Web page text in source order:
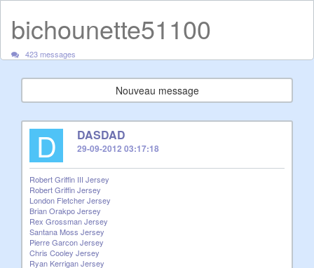
bichounette51100
423 messages
Nouveau message
D DASDAD
29-09-2012 03:17:18
Robert Griffin III Jersey
Robert Griffin Jersey
London Fletcher Jersey
Brian Orakpo Jersey
Rex Grossman Jersey
Santana Moss Jersey
Pierre Garcon Jersey
Chris Cooley Jersey
Ryan Kerrigan Jersey